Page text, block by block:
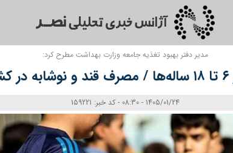
مدیر دفتر بهبود تغذیه جامعه وزارت بهداشت مطرح کرد:
1405/01/24 - 08:30 - کد خبر: 159221